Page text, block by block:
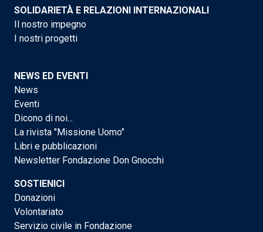
SOLIDARIETÀ E RELAZIONI INTERNAZIONALI
Il nostro impegno
I nostri progetti
NEWS ED EVENTI
News
Eventi
Dicono di noi...
La rivista "Missione Uomo"
Libri e pubblicazioni
Newsletter Fondazione Don Gnocchi
SOSTIENICI
Donazioni
Volontariato
Servizio civile in Fondazione